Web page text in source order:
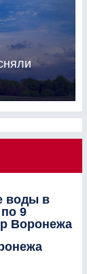
воды в
9
Воронежа